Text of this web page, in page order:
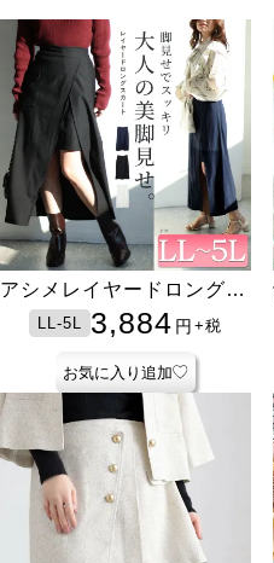
アシメレイヤードロングス
カートLL-5L 3,884 円 +税
お気に入り追加